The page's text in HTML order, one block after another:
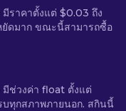
ราคาตั้งแต่ $0.03 ถึง
ดมาก ขณะนี้สามารถซื้อ
ช่วงค่า float ตั้งแต่
ทุกสภาพภายนอก. สกินนี้